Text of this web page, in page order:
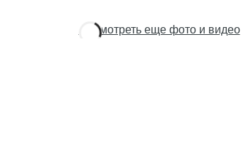
Посмотреть еще фото и видео